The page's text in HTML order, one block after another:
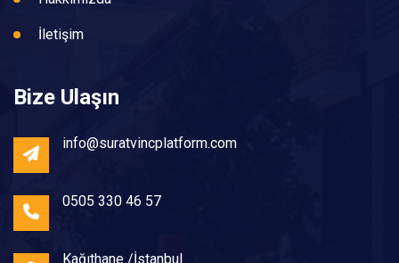
İletişim
Bize Ulaşın
info@suratvincplatform.com
0505 330 46 57
Kağıthane /İstanbul